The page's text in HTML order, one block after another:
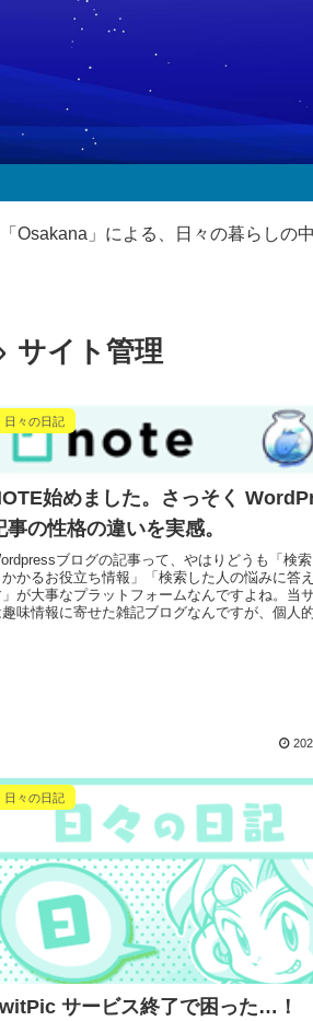
Osakana」による、日々の暮らしの
サイト管理
日々の日記
始めました。さっそく
事の性格の違いを実感。
ブログの記事って、やはりどうも「検
かかるお役立ち情報」「検索した人の悩みに答
が大事なプラットフォームなんですよね。当
趣味情報に寄せた雑記ブログなんですが、個人
日々の日記
サービス終了で困った…！